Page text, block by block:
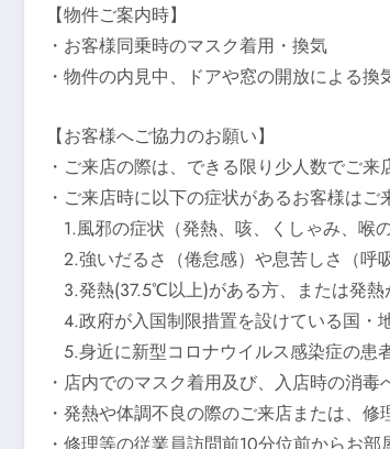
【物件ご案内時】
・お客様同乗時のマスク着用・換気
・物件の内見中、ドアや窓の開放による換
【お客様へご協力のお願い】
・ご来店の際は、できる限り少人数でご来
・ご来店時に以下の症状があるお客様はご
1.風邪の症状（発熱、咳、くしゃみ、喉
2.強いだるさ（倦怠感）や息苦しさ（呼
3.発熱(37.5℃以上)がある方、または発熱
4.政府が入国制限措置を設けている国・
5.身近に新型コロナウイルス感染症の患
・店内でのマスク着用及び、入店時の消毒
・発熱や体調不良の際のご来店または、修
・修理等の従業員訪問前10分位前からお部